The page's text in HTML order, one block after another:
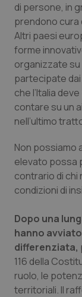
di persone, in
prendono cura
Altri paesi
forme
organizzate
partecipate dai
che l’Italia
contare su un
nell’ultimo
Non possiamo
elevato possa
contrario di chi
condizioni di
Dopo una
hanno
differenziata,
116 della
ruolo, le
territoriali. Il